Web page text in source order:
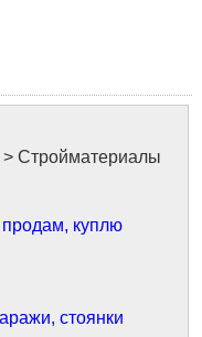
> Стройматериалы
куплю
стоянки